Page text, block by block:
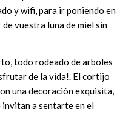
y wifi, para ir poniendo en
vuestra luna de miel sin
todo rodeado de arboles
de la vida!. El cortijo
una decoración exquisita,
invitan a sentarte en el